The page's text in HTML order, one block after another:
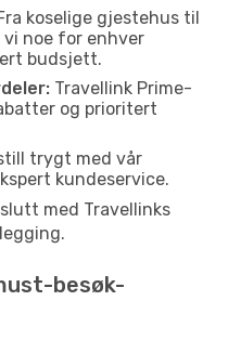
koselige gjestehus til
noe for enhver
budsjett.
Travellink Prime-
og prioritert
trygt med vår
kundeservice.
med Travellinks
besøk-